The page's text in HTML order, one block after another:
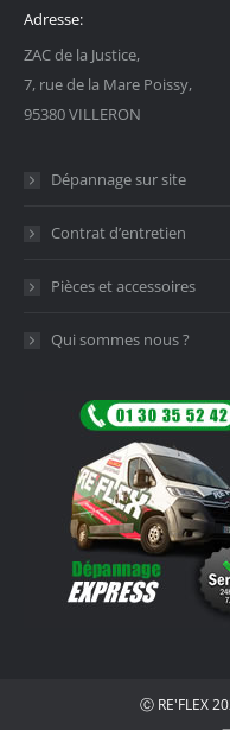
Adresse:
ZAC de la Justice,
7, rue de la Mare Poissy,
95380 VILLERON
Dépannage sur site
Contrat d’entretien
Pièces et accessoires
Qui sommes nous ?
Ⓒ RE'FLEX